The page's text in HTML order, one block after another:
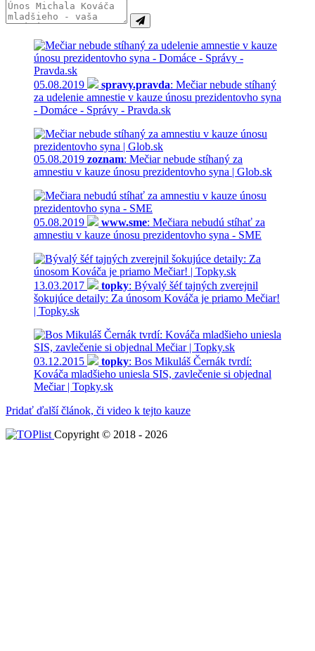
05.08.2019 spravy.pravda: Mečiar nebude stíhaný
za udelenie amnestie v kauze únosu prezidentovho syna
- Domáce - Správy - Pravda.sk
05.08.2019 zoznam: Mečiar nebude stíhaný za
amnestiu v kauze únosu prezidentovho syna | Glob.sk
05.08.2019 www.sme: Mečiara nebudú stíhať za
amnestiu v kauze únosu prezidentovho syna - SME
13.03.2017 topky: Bývalý šéf tajných zverejnil
šokujúce detaily: Za únosom Kováča je priamo Mečiar!
| Topky.sk
03.12.2015 topky: Bos Mikuláš Černák tvrdí:
Kováča mladšieho uniesla SIS, zavlečenie si objednal
Mečiar | Topky.sk
Pridať ďalší článok, či video k tejto kauze
Copyright © 2018 - 2026